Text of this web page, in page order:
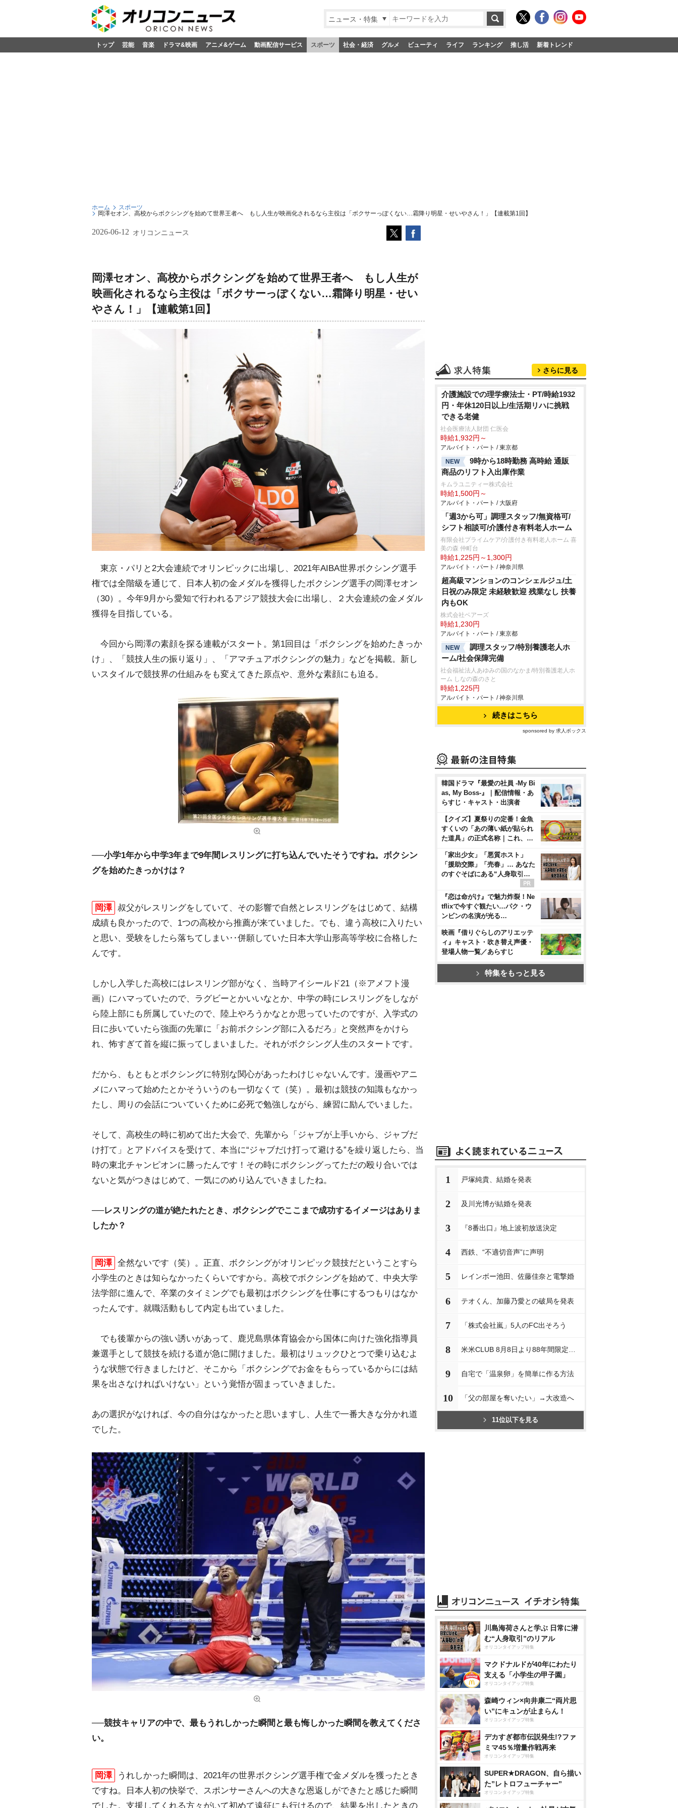
ニュース・特集
トップ 芸能 音楽 ドラマ&映画 アニメ&ゲーム 動画配信サービス スポーツ 社会・経済 グルメ ビューティ ライフ ランキング 推し活 新着トレンド
ホーム
スポーツ
岡澤セオン、高校からボクシングを始めて世界王者へ もし人生が映画化されるなら主役は「ボクサーっぽくない…霜降り明星・せいやさん！」【連載第1回】
2026-06-12 オリコンニュース
岡澤セオン、高校からボクシングを始めて世界王者へ もし人生が
映画化されるなら主役は「ボクサーっぽくない…霜降り明星・せい
さん！」【連載第1回】
東京・パリと2大会連続でオリンピックに出場し、2021年AIBA世界ボクシング選手
権では全階級を通じて、日本人初の金メダルを獲得したボクシング選手の岡澤セオン
（30）。今年9月から愛知で行われるアジア競技大会に出場し、２大会連続の金メダル
獲得を目指している。
今回から岡澤の素顔を探る連載がスタート。第1回目は「ボクシングを始めたきっか
け」、「競技人生の振り返り」、「アマチュアボクシングの魅力」などを掲載。新し
いスタイルで競技界の仕組みをも変えてきた原点や、意外な素顔にも迫る。
──小学1年から中学3年まで9年間レスリングに打ち込んでいたそうですね。ボクシン
グを始めたきっかけは？
岡澤 叔父がレスリングをしていて、その影響で自然とレスリングをはじめて、結構
成績も良かったので、1つの高校から推薦が来ていました。でも、違う高校に入りたい
と思い、受験をしたら落ちてしまい‥併願していた日本大学山形高等学校に合格した
んです。
しかし入学した高校にはレスリング部がなく、当時アイシールド21（※アメフト漫
画）にハマっていたので、ラグビーとかいいなとか、中学の時にレスリングをしなが
ら陸上部にも所属していたので、陸上やろうかなとか思っていたのですが、入学式の
日に歩いていたら強面の先輩に「お前ボクシング部に入るだろ」と突然声をかけら
れ、怖すぎて首を縦に振ってしまいました。それがボクシング人生のスタートです。
だから、もともとボクシングに特別な関心があったわけじゃないんです。漫画やアニ
メにハマって始めたとかそういうのも一切なくて（笑）。最初は競技の知識もなかっ
たし、周りの会話についていくために必死で勉強しながら、練習に励んでいました。
そして、高校生の時に初めて出た大会で、先輩から「ジャブが上手いから、ジャブだ
け打て」とアドバイスを受けて、本当に“ジャブだけ打って避ける”を繰り返したら、当
時の東北チャンピオンに勝ったんです！その時にボクシングってただの殴り合いでは
ないと気がつきはじめて、一気にのめり込んでいきましたね。
──レスリングの道が絶たれたとき、ボクシングでここまで成功するイメージはありま
したか？
岡澤 全然ないです（笑）。正直、ボクシングがオリンピック競技だということすら
小学生のときは知らなかったくらいですから。高校でボクシングを始めて、中央大学
法学部に進んで、卒業のタイミングでも最初はボクシングを仕事にするつもりはなか
ったんです。就職活動もして内定も出ていました。
でも後輩からの強い誘いがあって、鹿児島県体育協会から国体に向けた強化指導員
兼選手として競技を続ける道が急に開けました。最初はリュックひとつで乗り込むよ
うな状態で行きましたけど、そこから「ボクシングでお金をもらっているからには結
果を出さなければいけない」という覚悟が固まっていきました。
あの選択がなければ、今の自分はなかったと思いますし、人生で一番大きな分かれ道
でした。
──競技キャリアの中で、最もうれしかった瞬間と最も悔しかった瞬間を教えてくださ
い。
岡澤
うれしかった瞬間は、2021年の世界ボクシング選手権で金メダルを獲ったとき
ですね。日本人初の快挙で、スポンサーさんへの大きな恩返しができたと感じた瞬間
でした。支援してくれる方々がいて初めて遠征にも行けるので、結果を出したときの
さらに見る
介護施設での理学療法士・PT/時給1932
円・年休120日以上/生活期リハに挑戦
できる老健
社会医療法人財団 仁医会
時給1,932円～
アルバイト・パート / 東京都
NEW
9時から18時勤務 高時給 通販
商品のリフト入出庫作業
キムラユニティー株式会社
時給1,500円～
アルバイト・パート / 大阪府
「週3から可」調理スタッフ/無資格可/
シフト相談可/介護付き有料老人ホーム
有限会社プライムケア/介護付き有料老人ホーム 喜
美の森 仲町台
時給1,225円～1,300円
アルバイト・パート / 神奈川県
超高級マンションのコンシェルジュ/土
日祝のみ限定 未経験歓迎 残業なし 扶養
内もOK
株式会社ベアーズ
時給1,230円
アルバイト・パート / 東京都
NEW
調理スタッフ/特別養護老人ホ
ーム/社会保障完備
社会福祉法人あゆみの国のなかま/特別養護老人ホ
ーム しなの森のさと
時給1,225円
アルバイト・パート / 神奈川県
続きはこちら
sponsored by 求人ボックス
韓国ドラマ『最愛の社員 -My Bi
as, My Boss-』｜配信情報・あ
らすじ・キャスト・出演者
【クイズ】夏祭りの定番！金魚
すくいの「あの薄い紙が貼られ
た道具」の正式名称｜これ、…
「家出少女」「悪質ホスト」
「援助交際」「売春」… あなた
のすぐそばにある“人身取引…
『恋は命がけ』で魅力炸裂！Ne
tflixで今すぐ観たい…パク・ウ
ンビンの名演が光る…
映画『借りぐらしのアリエッテ
ィ』キャスト・吹き替え声優・
登場人物一覧／あらすじ
特集をもっと見る
1 戸塚純貴、結婚を発表
2 及川光博が結婚を発表
3 『8番出口』地上波初放送決定
4 西鉄、“不適切音声”に声明
5 レインボー池田、佐藤佳奈と電撃婚
6 テオくん、加藤乃愛との破局を発表
7 「株式会社嵐」5人のFC出そろう
8
9 自宅で「温泉卵」を簡単に作る方法
10 「父の部屋を奪いたい」→大改造へ
11位以下を見る
川島海荷さんと学ぶ 日常に潜
む“人身取引”のリアル
オリコンタイアップ特集
マクドナルドが40年にわたり
支える「小学生の甲子園」
オリコンタイアップ特集
森崎ウィン×向井康二“両片思
い”にキュンが止まらん！
オリコンタイアップ特集
デカすぎ都市伝説発生!?ファ
ミマ45％増量作戦再来
オリコンタイアップ特集
SUPER★DRAGON、自ら描い
た”レトロフューチャー”
オリコンタイアップ特集